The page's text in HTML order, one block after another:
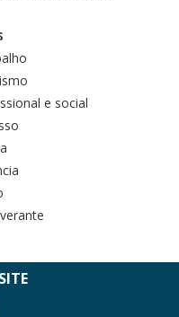
e social